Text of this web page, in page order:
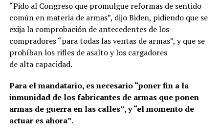
“Pido al Congreso que promulgue reformas de sentido
común en materia de armas”, dijo Biden, pidiendo que se
exija la comprobación de antecedentes de los
compradores “para todas las ventas de armas”, y que se
prohíban los rifles de asalto y los cargadores
de alta capacidad.
Para el mandatario, es necesario “poner fin a la
inmunidad de los fabricantes de armas que ponen
armas de guerra en las calles”, y “el momento de
actuar es ahora”.